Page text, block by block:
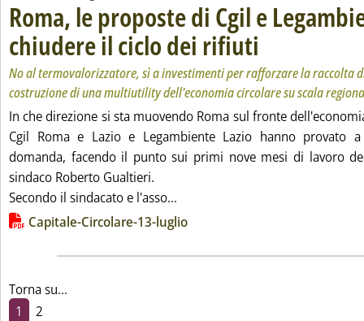
Roma, le proposte di Cgil e
chiudere il ciclo dei rifiuti . Sottotitolo: No al
. Pubblicata venerdì 15
No al termovalorizzatore, sì a investimenti per rafforzare la raccolta
costruzione di una multiutility dell'economia circolare su scala
In che direzione si sta muovendo Roma sul fronte
Cgil Roma e Lazio e Legambiente Lazio hanno provato
domanda, facendo il punto sui primi nove mesi di lavoro
sindaco Roberto Gualtieri.
Secondo il sindacato e l'asso...
Lista allegati PDF alla notizia
Capitale-Circolare-13-luglio
Torna su...
1
2